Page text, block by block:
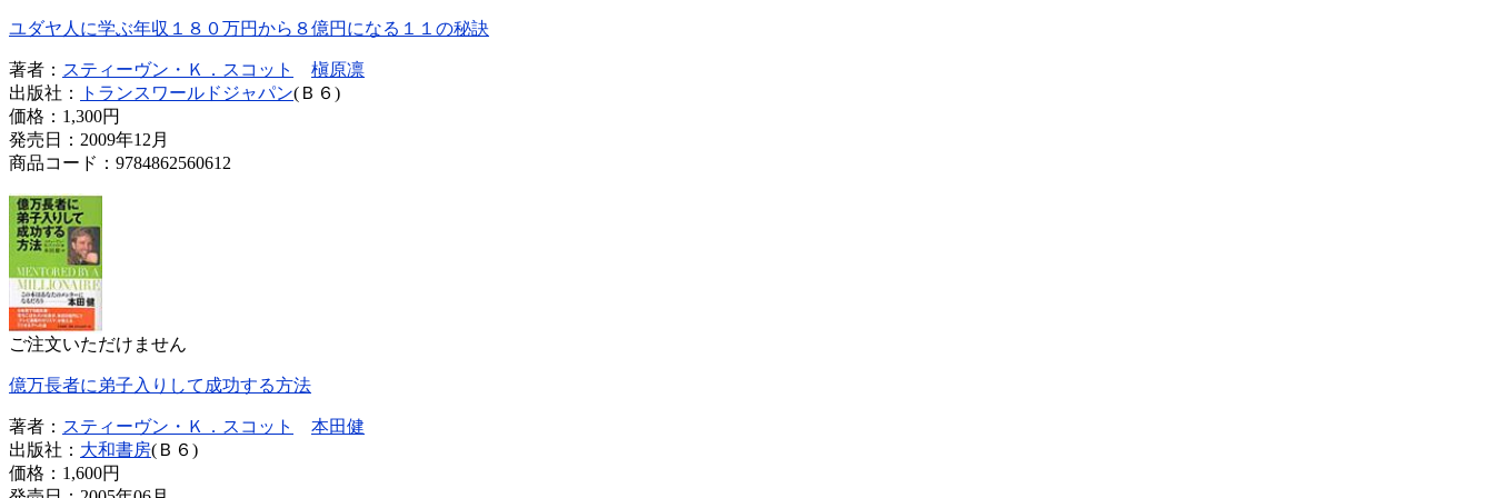
ユダヤ人に学ぶ年収１８０万円から８億円になる１１の秘訣
著者： スティーヴン・Ｋ．スコット
槇原凛
出版社：
トランスワールドジャパン(Ｂ６)
価格： 1,300円
発売日：2009年12月
商品コード：9784862560612
ご注文いただけません
億万長者に弟子入りして成功する方法
著者： スティーヴン・Ｋ．スコット
本田健
出版社： 大和書房(Ｂ６)
価格： 1,600円